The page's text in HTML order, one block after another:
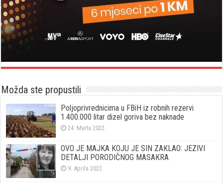
Možda ste propustili
Poljoprivrednicima u FBiH iz robnih rezervi
1.400.000 litar dizel goriva bez naknade
24. Marta 2022.
OVO JE MAJKA KOJU JE SIN ZAKLAO: JEZIVI
DETALJI PORODIČNOG MASAKRA
9. Aprila 2022.